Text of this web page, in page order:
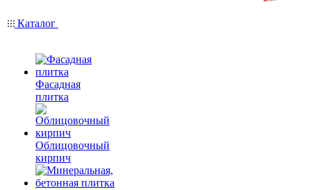
Каталог
Фасадная
плитка
Облицовочный
кирпич